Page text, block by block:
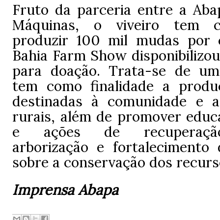
Fruto da parceria entre a
Máquinas, o viveiro tem
produzir 100 mil mudas por
Bahia Farm Show
para doação. Trata-se de
tem como finalidade a
destinadas à comunidade e
rurais, além de promover
e ações de
arborização e fortalecimento
sobre a conservação dos
Imprensa Abapa